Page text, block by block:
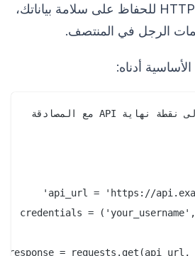
الأساسية مع تشفير HTTPS للحفاظ على سلامة بياناتك،
الرجل في المنتصف.
أدناه: